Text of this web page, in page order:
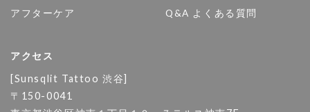
アフターケア Q&A よくある質問
アクセス
[Sunsqlit Tattoo 渋谷]
〒150-0041